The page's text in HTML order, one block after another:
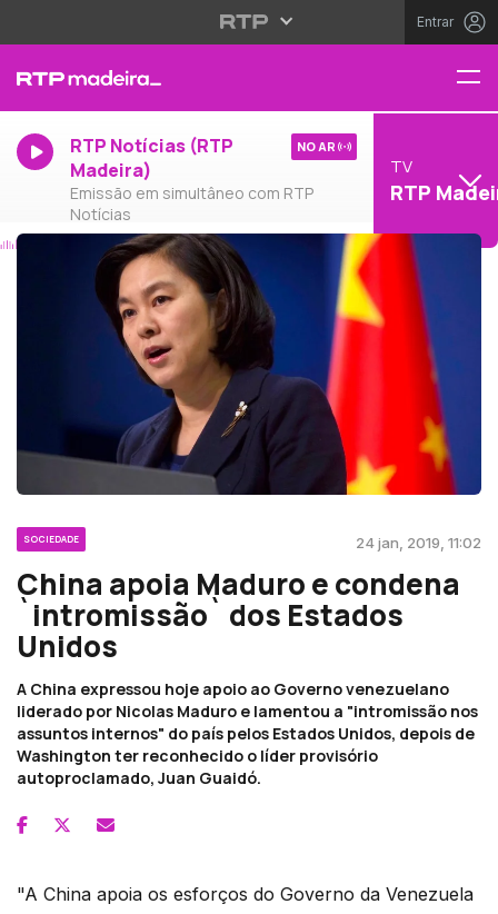
Entrar
RTP Notícias (RTP
Madeira)
Emissão em simultâneo com RTP
Notícias
NO AR
TV
RTP
SOCIEDADE 24 jan, 2019, 11:02
China apoia Maduro e condena
`intromissão` dos Estados
Unidos
A China expressou hoje apoio ao Governo venezuelano
liderado por Nicolas Maduro e lamentou a "intromissão nos
assuntos internos" do país pelos Estados Unidos, depois de
Washington ter reconhecido o líder provisório
autoproclamado, Juan Guaidó.
"A China apoia os esforços do Governo da Venezuela